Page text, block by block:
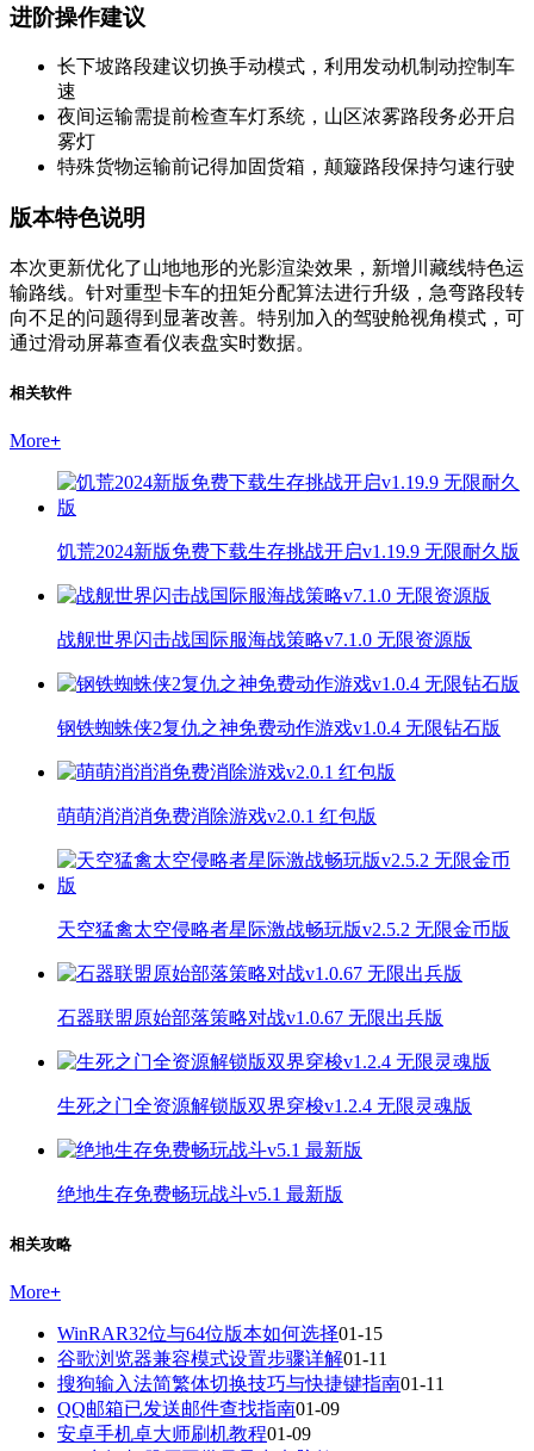
进阶操作建议
长下坡路段建议切换手动模式，利用发动机制动控制车
速
夜间运输需提前检查车灯系统，山区浓雾路段务必开启
雾灯
特殊货物运输前记得加固货箱，颠簸路段保持匀速行驶
版本特色说明
本次更新优化了山地地形的光影渲染效果，新增川藏线特色运
输路线。针对重型卡车的扭矩分配算法进行升级，急弯路段转
向不足的问题得到显著改善。特别加入的驾驶舱视角模式，可
通过滑动屏幕查看仪表盘实时数据。
相关软件
More+
饥荒2024新版免费下载生存挑战开启v1.19.9 无限耐久版
战舰世界闪击战国际服海战策略v7.1.0 无限资源版
钢铁蜘蛛侠2复仇之神免费动作游戏v1.0.4 无限钻石版
萌萌消消消免费消除游戏v2.0.1 红包版
天空猛禽太空侵略者星际激战畅玩版v2.5.2 无限金币版
石器联盟原始部落策略对战v1.0.67 无限出兵版
生死之门全资源解锁版双界穿梭v1.2.4 无限灵魂版
绝地生存免费畅玩战斗v5.1 最新版
相关攻略
More+
WinRAR32位与64位版本如何选择01-15
谷歌浏览器兼容模式设置步骤详解01-11
搜狗输入法简繁体切换技巧与快捷键指南01-11
QQ邮箱已发送邮件查找指南01-09
安卓手机卓大师刷机教程01-09